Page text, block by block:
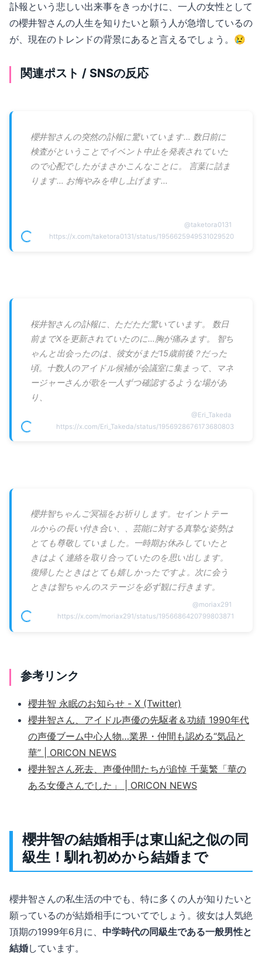
訃報という悲しい出来事をきっかけに、一人の女性として
の櫻井智さんの人生を知りたいと願う人が急増しているの
が、現在のトレンドの背景にあると言えるでしょう。😢
関連ポスト / SNSの反応
櫻井智さんの突然の訃報に驚いています… 数日前に
検査がということでイベント中止を発表されていた
ので心配でしたがまさかこんなことに。 言葉に詰ま
ります… お悔やみを申し上げます…
@taketora0131
https://x.com/taketora0131/status/1956625949531029520
桜井智さんの訃報に、ただただ驚いています。 数日
前までXを更新されていたのに…胸が痛みます。 智ち
ゃんと出会ったのは、彼女がまだ15歳前後？だった
頃。十数人のアイドル候補が会議室に集まって、マネ
ージャーさんが歌を一人ずつ確認するような場があ
り、
@Eri_Takeda
https://x.com/Eri_Takeda/status/1956928676173680803
櫻井智ちゃんご冥福をお祈りします。セイントテー
ルからの長い付き合い、、芸能に対する真摯な姿勢は
とても尊敬していました。一時期お休みしていたと
きはよく連絡を取り合っていたのを思い出します。
復帰したときはとても嬉しかったですよ。次に会う
ときは智ちゃんのステージを必ず観に行きます。
@moriax291
https://x.com/moriax291/status/1956686420799803871
参考リンク
櫻井智 永眠のお知らせ - X (Twitter)
櫻井智さん、アイドル声優の先駆者＆功績 1990年代
の声優ブーム中心人物…業界・仲間も認める“気品と
華” | ORICON NEWS
櫻井智さん死去、声優仲間たちが追悼 千葉繁「華の
ある女優さんでした」 | ORICON NEWS
櫻井智の結婚相手は東山紀之似の同
級生！馴れ初めから結婚まで
櫻井智さんの私生活の中でも、特に多くの人が知りたいと
願っているのが結婚相手についてでしょう。彼女は人気絶
頂期の1999年6月に、 中学時代の同級生である一般男性と
結婚しています。